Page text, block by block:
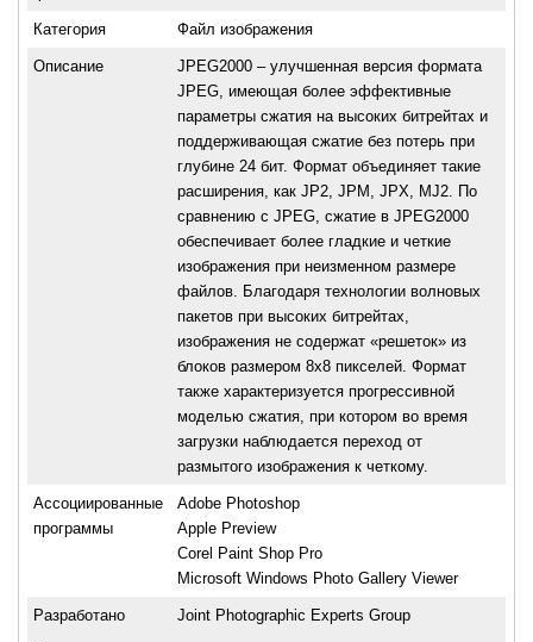
Категория Файл изображения
Описание
JPEG2000 – улучшенная версия формата
JPEG, имеющая более эффективные
параметры сжатия на высоких битрейтах и
поддерживающая сжатие без потерь при
глубине 24 бит. Формат объединяет такие
расширения, как JP2, JPM, JPX, MJ2. По
сравнению с JPEG, сжатие в JPEG2000
обеспечивает более гладкие и четкие
изображения при неизменном размере
файлов. Благодаря технологии волновых
пакетов при высоких битрейтах,
изображения не содержат «решеток» из
блоков размером 8х8 пикселей. Формат
также характеризуется прогрессивной
моделью сжатия, при котором во время
загрузки наблюдается переход от
размытого изображения к четкому.
Ассоциированные
программы
Adobe Photoshop
Apple Preview
Corel Paint Shop Pro
Microsoft Windows Photo Gallery Viewer
Разработано Joint Photographic Experts Group